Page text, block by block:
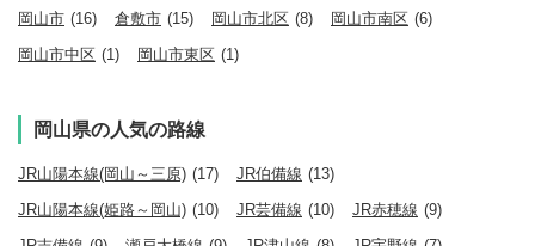
岡山市 (16) 倉敷市 (15) 岡山市北区 (8) 岡山市南区 (6)
岡山市中区 (1) 岡山市東区 (1)
岡山県の人気の路線
JR山陽本線(岡山～三原) (17) JR伯備線 (13)
JR山陽本線(姫路～岡山) (10) JR芸備線 (10) JR赤穂線 (9)